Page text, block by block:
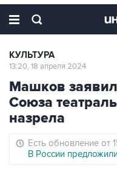
КУЛЬТУРА
13:20, 18 апреля 2024
Машков
Союза
назрела
Есть обновление от
В России